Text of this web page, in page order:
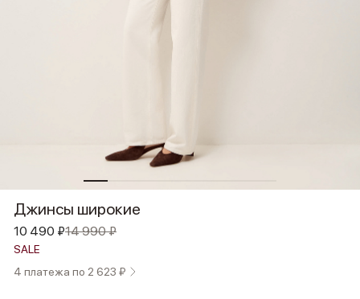
Джинсы широкие
10 490 ₽14 990 ₽
SALE
4 платежа по 2 623 ₽